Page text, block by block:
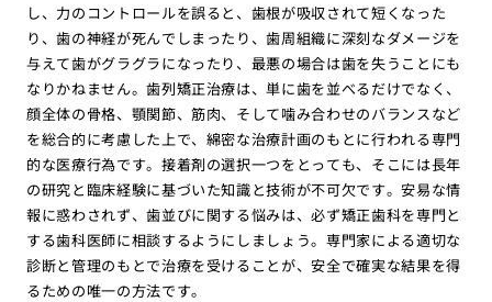
し、力のコントロールを誤ると、歯根が吸収されて短くなった
り、歯の神経が死んでしまったり、歯周組織に深刻なダメージを
与えて歯がグラグラになったり、最悪の場合は歯を失うことにも
なりかねません。歯列矯正治療は、単に歯を並べるだけでなく、
顔全体の骨格、顎関節、筋肉、そして噛み合わせのバランスなど
を総合的に考慮した上で、綿密な治療計画のもとに行われる専門
的な医療行為です。接着剤の選択一つをとっても、そこには長年
の研究と臨床経験に基づいた知識と技術が不可欠です。安易な情
報に惑わされず、歯並びに関する悩みは、必ず矯正歯科を専門と
する歯科医師に相談するようにしましょう。専門家による適切な
診断と管理のもとで治療を受けることが、安全で確実な結果を得
るための唯一の方法です。